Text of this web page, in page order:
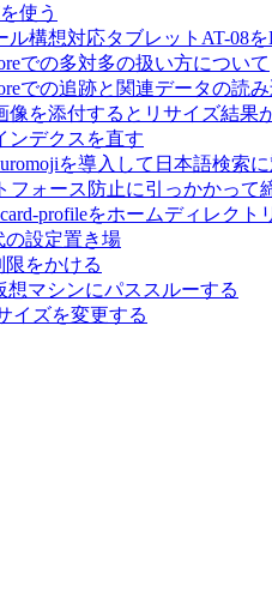
使う
ル構想対応タブレットAT-08を
での多対多の扱い方について
での追跡と関連データの読
像を添付するとリサイズ結果
ンデクスを直す
を導入して日本語検索
フォース防止に引っかかって
profileをホームディレクト
の設定置き場
限をかける
想マシンにパススルーする
イズを変更する